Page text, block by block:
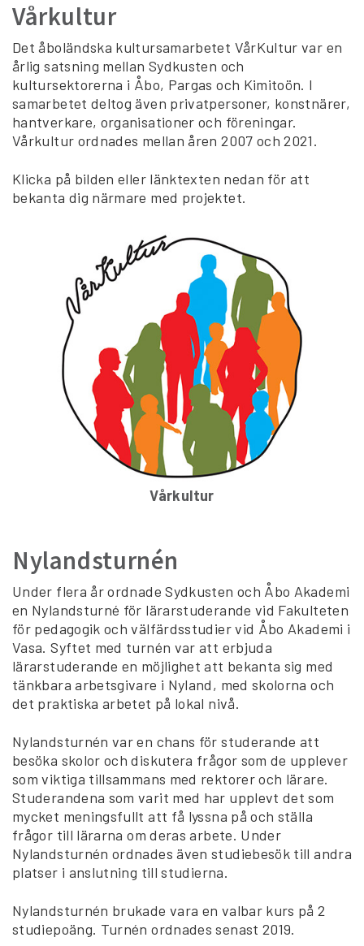
Vårkultur
Det åboländska kultursamarbetet VårKultur var en
årlig satsning mellan Sydkusten och
kultursektorerna i Åbo, Pargas och Kimitoön. I
samarbetet deltog även privatpersoner, konstnärer,
hantverkare, organisationer och föreningar.
Vårkultur ordnades mellan åren 2007 och 2021.
Klicka på bilden eller länktexten nedan för att
bekanta dig närmare med projektet.
Vårkultur
Nylandsturnén
Under flera år ordnade Sydkusten och Åbo Akademi
en Nylandsturné för lärarstuderande vid Fakulteten
för pedagogik och välfärdsstudier vid Åbo Akademi i
Vasa. Syftet med turnén var att erbjuda
lärarstuderande en möjlighet att bekanta sig med
tänkbara arbetsgivare i Nyland, med skolorna och
det praktiska arbetet på lokal nivå.
Nylandsturnén var en chans för studerande att
besöka skolor och diskutera frågor som de upplever
som viktiga tillsammans med rektorer och lärare.
Studerandena som varit med har upplevt det som
mycket meningsfullt att få lyssna på och ställa
frågor till lärarna om deras arbete. Under
Nylandsturnén ordnades även studiebesök till andra
platser i anslutning till studierna.
Nylandsturnén brukade vara en valbar kurs på 2
studiepoäng. Turnén ordnades senast 2019.